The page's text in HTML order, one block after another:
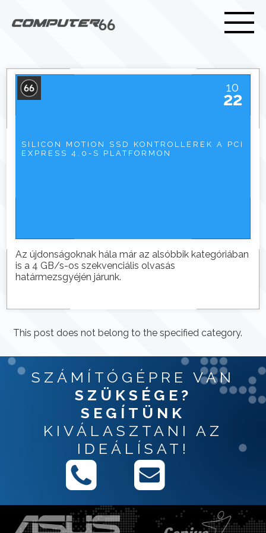
10
22
SILICON MOTION SSD KONTROLLEREK A PCI
EXPRESS 4.0-S PLATFORMON
Az újdonságoknak hála már az alsóbbik kategóriában
is a 4 GB/s-os szekvenciális olvasás
határmezsgyéjén járunk.
This post does not belong to the specified category.
SZÁMÍTÓGÉPRE VAN
SZÜKSÉGE?
SEGÍTÜNK
KIVÁLASZTANI AZ
IDEÁLÍSAT!